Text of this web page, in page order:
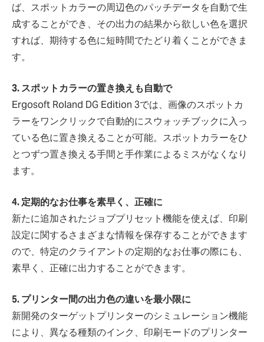
ば、スポットカラーの周辺色のパッチデータを自動で生
成することができ、その出力の結果から欲しい色を選択
すれば、期待する色に短時間でたどり着くことができま
す。
3. スポットカラーの置き換えも自動で
Ergosoft Roland DG Edition 3では、画像のスポットカ
ラーをワンクリックで自動的にスウォッチブックに入っ
ている色に置き換えることが可能。スポットカラーをひ
とつずつ置き換える手間と手作業によるミスがなくなり
ます。
4. 定期的なお仕事を素早く、正確に
新たに追加されたジョブプリセット機能を使えば、印刷
設定に関するさまざまな情報を保存することができます
ので、特定のクライアントの定期的なお仕事の際にも、
素早く、正確に出力することができます。
5. プリンター間の出力色の違いを最小限に
新開発のターゲットプリンターのシミュレーション機能
により、異なる種類のインク、印刷モードのプリンター